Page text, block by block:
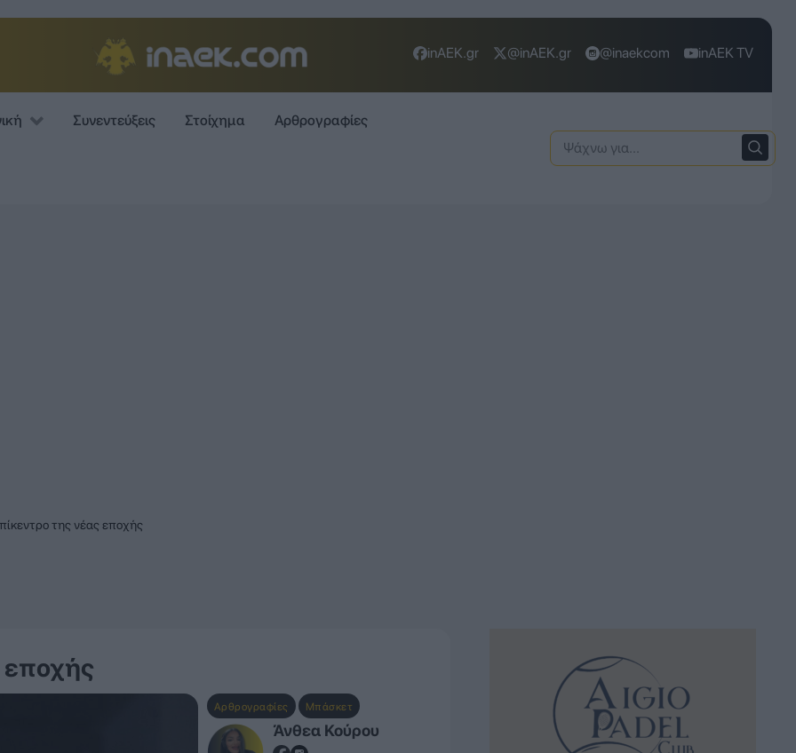
inAEK.gr @inAEK.gr @inaekcom inAEK TV
Συνεντεύξεις Στοίχημα Αρθρογραφίες
της νέας εποχής
εποχής
Αρθρογραφίες Μπάσκετ
Άνθεα Κούρου